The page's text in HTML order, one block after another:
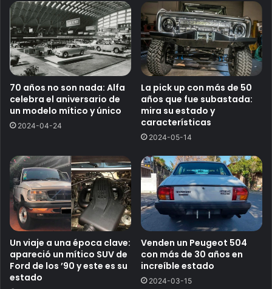
70 años no son nada: Alfa
celebra el aniversario de
un modelo mítico y único
2024-04-24
La pick up con más de 50
años que fue subastada:
mira su estado y
características
2024-05-14
Un viaje a una época clave:
apareció un mítico SUV de
Ford de los ’90 y este es su
estado
Venden un Peugeot 504
con más de 30 años en
increíble estado
2024-03-15